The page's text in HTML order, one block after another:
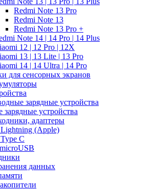
Redmi Note 13 Pro
Redmi Note 13
Redmi Note 13 Pro +
Note 14 | 14 Pro | 14 Plus
12 | 12 Pro | 12X
13 | 13 Lite | 13 Pro
14 | 14 Ultra | 14 Pro
для сенсорных экранов
зарядные устройства
зарядные устройства
адаптеры
(Apple)
C
данных